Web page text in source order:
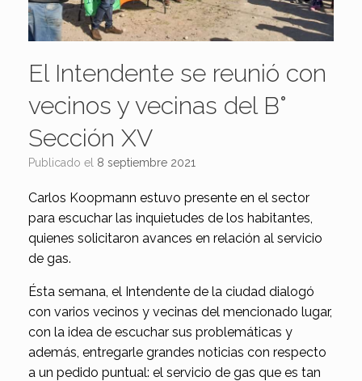
El Intendente se reunió con
vecinos y vecinas del B°
Sección XV
Publicado el 8 septiembre 2021
Carlos Koopmann estuvo presente en el sector
para escuchar las inquietudes de los habitantes,
quienes solicitaron avances en relación al servicio
de gas.
Ésta semana, el Intendente de la ciudad dialogó
con varios vecinos y vecinas del mencionado lugar,
con la idea de escuchar sus problemáticas y
además, entregarle grandes noticias con respecto
a un pedido puntual: el servicio de gas que es tan